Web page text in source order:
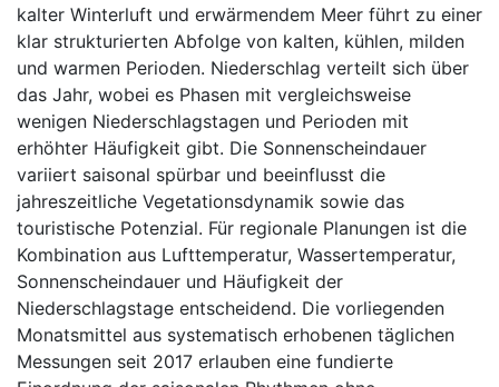
kalter Winterluft und erwärmendem Meer führt zu einer
klar strukturierten Abfolge von kalten, kühlen, milden
und warmen Perioden. Niederschlag verteilt sich über
das Jahr, wobei es Phasen mit vergleichsweise
wenigen Niederschlagstagen und Perioden mit
erhöhter Häufigkeit gibt. Die Sonnenscheindauer
variiert saisonal spürbar und beeinflusst die
jahreszeitliche Vegetationsdynamik sowie das
touristische Potenzial. Für regionale Planungen ist die
Kombination aus Lufttemperatur, Wassertemperatur,
Sonnenscheindauer und Häufigkeit der
Niederschlagstage entscheidend. Die vorliegenden
Monatsmittel aus systematisch erhobenen täglichen
Messungen seit 2017 erlauben eine fundierte